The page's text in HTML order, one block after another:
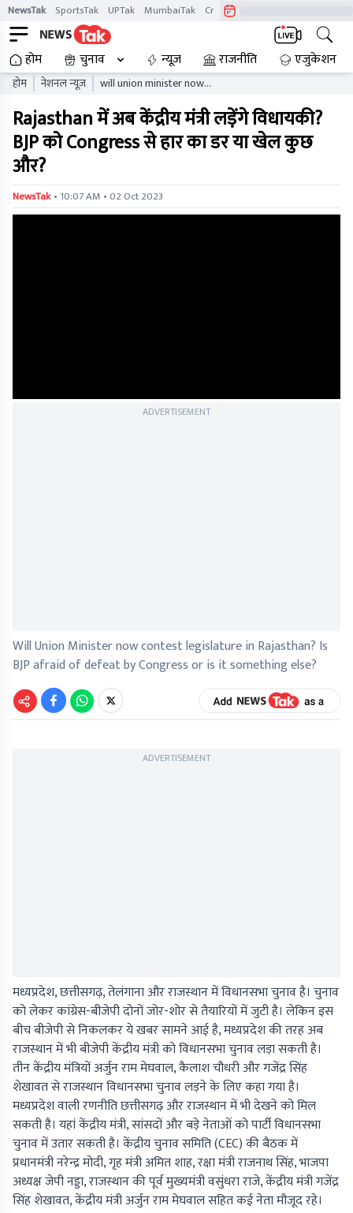
NewsTak SportsTak UPTak MumbaiTak CrimeTak
होम चुनाव न्यूज़ राजनीति एजुकेशन
होम नेशनल न्यूज़
will union minister now
rajasthan is bjp afraid of
defeat by congress or is it
something else n8gz
Rajasthan में अब केंद्रीय मंत्री लड़ेंगे विधायकी?
BJP को Congress से हार का डर या खेल कुछ
और?
NewsTak • 10:07 AM • 02 Oct 2023
ADVERTISEMENT
Will Union Minister now contest legislature in Rajasthan? Is
BJP afraid of defeat by Congress or is it something else?
ADVERTISEMENT
मध्यप्रदेश, छत्तीसगढ़, तेलंगाना और राजस्थान में विधानसभा चुनाव है। चुनाव
को लेकर कांग्रेस-बीजेपी दोनों जोर-शोर से तैयारियों में जुटी है। लेकिन इस
बीच बीजेपी से निकलकर ये खबर सामने आई है, मध्यप्रदेश की तरह अब
राजस्थान में भी बीजेपी केंद्रीय मंत्री को विधानसभा चुनाव लड़ा सकती है।
तीन केंद्रीय मंत्रियों अर्जुन राम मेघवाल, कैलाश चौधरी और गजेंद्र सिंह
शेखावत से राजस्थान विधानसभा चुनाव लड़ने के लिए कहा गया है।
मध्यप्रदेश वाली रणनीति छत्तीसगढ़ और राजस्थान में भी देखने को मिल
सकती है। यहां केंद्रीय मंत्री, सांसदों और बड़े नेताओं को पार्टी विधानसभा
चुनाव में उतार सकती है। केंद्रीय चुनाव समिति (CEC) की बैठक में
प्रधानमंत्री नरेन्द्र मोदी, गृह मंत्री अमित शाह, रक्षा मंत्री राजनाथ सिंह, भाजपा
अध्यक्ष जेपी नड्डा, राजस्थान की पूर्व मुख्यमंत्री वसुंधरा राजे, केंद्रीय मंत्री गजेंद्र
सिंह शेखावत, केंद्रीय मंत्री अर्जुन राम मेघवाल सहित कई नेता मौजूद रहे।